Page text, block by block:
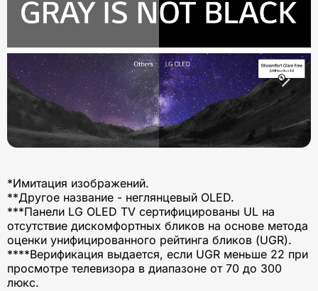
*Имитация изображений.
**Другое название - неглянцевый OLED.
***Панели LG OLED TV сертифицированы UL на
отсутствие дискомфортных бликов на основе метода
оценки унифицированного рейтинга бликов (UGR).
****Верификация выдается, если UGR меньше 22 при
просмотре телевизора в диапазоне от 70 до 300
люкс.